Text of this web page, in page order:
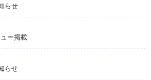
らせ
ー掲載
らせ